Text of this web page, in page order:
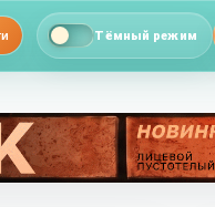
Тёмный режим